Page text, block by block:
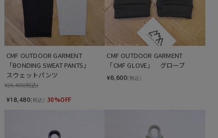
CMF OUTDOOR GARMENT
「BONDING SWEAT PANTS」
スウェットパンツ
¥26,400(税込)
¥18,480(税込) 30%OFF
SOLD OUT
CMF OUTDOOR GARMENT
「CMF GLOVE」　グローブ
¥6,600(税込)